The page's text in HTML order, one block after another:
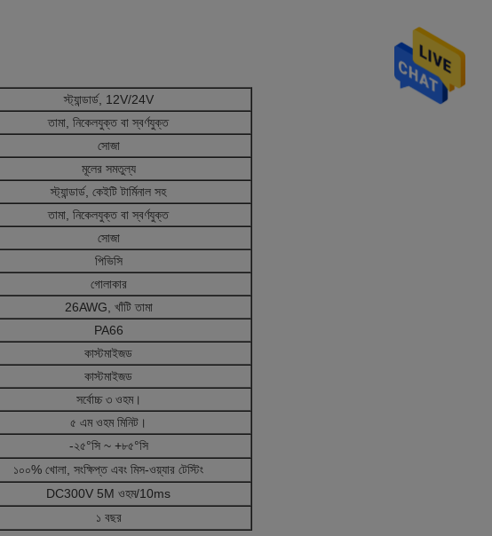
স্ট্যান্ডার্ড, 12V/24V
তামা, নিকেলযুক্ত বা স্বর্ণযুক্ত
সোজা
মূলের সমতুল্য
স্ট্যান্ডার্ড, কেইটি টার্মিনাল সহ
তামা, নিকেলযুক্ত বা স্বর্ণযুক্ত
সোজা
পিভিসি
গোলাকার
26AWG, খাঁটি তামা
PA66
কাস্টমাইজড
কাস্টমাইজড
সর্বোচ্চ ৩ ওহম।
৫ এম ওহম মিনিট।
-২৫°সি ~ +৮৫°সি
১০০% খোলা, সংক্ষিপ্ত এবং মিস-ওয়্যার টেস্টিং
DC300V 5M ওহম/10ms
১ বছর